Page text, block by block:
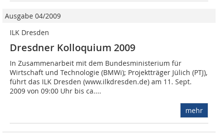
Ausgabe 04/2009
ILK Dresden
Dresdner Kolloquium 2009
In Zusammenarbeit mit dem Bundesministerium für
Wirtschaft und Technologie (BMWi); Projektträger Jülich (PTJ),
führt das ILK Dresden (www.ilkdresden.de) am 11. Sept.
2009 von 09:00 Uhr bis ca....
mehr